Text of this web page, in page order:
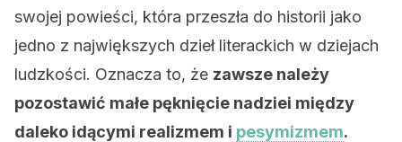
swojej powieści, która przeszła do historii jako
jedno z największych dzieł literackich w dziejach
ludzkości. Oznacza to, że zawsze należy
pozostawić małe pęknięcie nadziei między
daleko idącymi realizmem i pesymizmem.